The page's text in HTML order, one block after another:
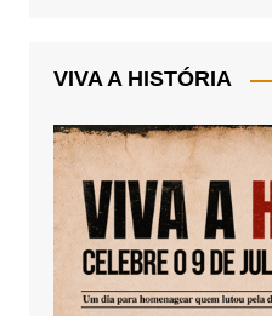
VIVA A HISTÓRIA